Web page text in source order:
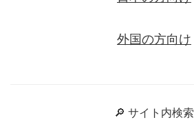
外国の方向け
🔎 サイト内検索